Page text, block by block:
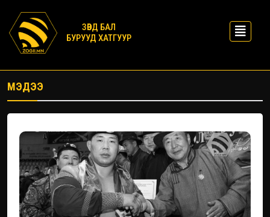
ЗӨВД БАЛ
БУРУУД ХАТГУУР
МЭДЭЭ